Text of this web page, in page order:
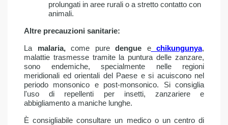
prolungati in aree rurali o a stretto contatto con
animali.​
Altre precauzioni sanitarie:
La malaria,come pure dengue echikungunya,
malattie trasmesse tramite la puntura delle zanzare,
sono endemiche, specialmente nelle regioni
meridionali ed orientali del Paese e si acuiscono nel
periodo monsonico e post-monsonico. Si consiglia
l'uso di repellenti per insetti, zanzariere e
abbigliamento a maniche lunghe.​
È consigliabile consultare un medico o un centro di